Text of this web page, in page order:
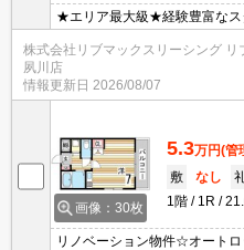
★エリア最大級★経験豊富なス
望がありましたらお申し付け
能！オンライン内覧・オンラ
問題ありません♪弊社ではネッ
可能になりますので気になる
株式会社リブマックスリーシング リ
夙川店
情報更新日 2026/08/07
画像：30枚
5.3万円(管
敷
なし
1階
1R
リノベーション物件☆オート